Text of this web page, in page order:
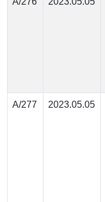
А/277 2023.05.05